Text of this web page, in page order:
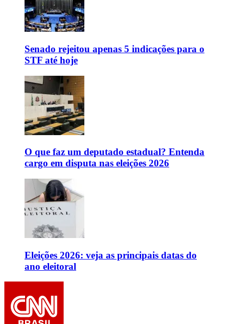
Senado rejeitou apenas 5 indicações para o
STF até hoje
O que faz um deputado estadual? Entenda
cargo em disputa nas eleições 2026
Eleições 2026: veja as principais datas do
ano eleitoral